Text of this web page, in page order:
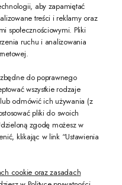
zapiszesz się do naszego
nasząpolityką prywatności
STRONY
aby zapamiętać
treści i reklamy oraz
społecznościowymi. Pliki
ruchu i analizowania
do poprawnego
wszystkie rodzaje
odmówić ich używania (z
pliki do swoich
zgodę możesz w
klikając w link “Ustawienia
cookie oraz zasadach